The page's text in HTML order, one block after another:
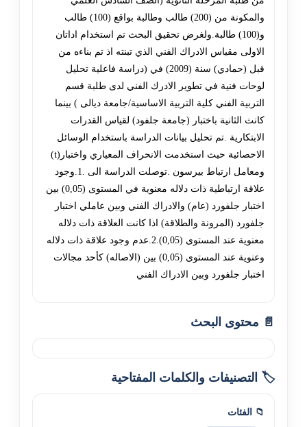
والمكونة من (200) طالب وطالبة بواقع (100) طالب
و(100) طالبة.ولغرض تحقيق البحث تم استخدام اداتان
الاولى مقياس الادراك الفني الذي تبنته اذ تم بناءه من
قبل (حمادي) سنة (2009) في (دراسة فاعلية تحليل
لوحات فنية في تطوير الادرك الفني لدى طلبة قسم
التربية الفني كلية التربية الاساسية/جامعة ديالى ) بينما
كانث الثانية باختبار (جامعة جلفود) لقياس القدرات
الابتكارية .تم تحليل بيانات الدراسة باستخدام الوسائل
الاحصائية حيث استخدمت الانحراف المعياري واختبار(t)
ومعامل ارتباط بيرسون .توصلت الدراسة الى .1.وجود
علاقة ارتباطية ذات دلاله معنوية في المستوى (0,05) بين
اختبار جلفورد (عام) والادراك الفني وبين عاملي اختبار
جلفورد (المرونة والطلاقة) اذا كانت العلاقة ذات دلاله
معنوية عند المستوى (0,05).2.عدم وجود علاقة ذات دلاله
وعنوية عند المستوى (0,05) بين (الاصاله) كأحد مجالات
اختبار جلفورد وبين الادراك الفني
📄 محتوى البحث
🏷️ التصنيفات والكلمات المفتاحية
📁 الفئات